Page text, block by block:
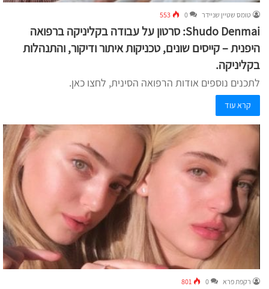
טומס שטיין שניידר 0
553
Shudo Denmai: סרטון על עבודה בקליניקה ברפואה
היפנית – קייסים שונים, טכניקות איתור ודיקור, והתנהלות
בקליניקה.
לתכנים נוספים אודות הרפואה הסינית, לחצו כאן.
קרא עוד
רקפת פרא 0
801